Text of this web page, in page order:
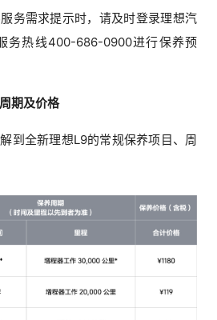
务需求提示时，请及时登录理想汽
务热线400-686-0900进行保养预
期及价格
到全新理想L9的常规保养项目、周